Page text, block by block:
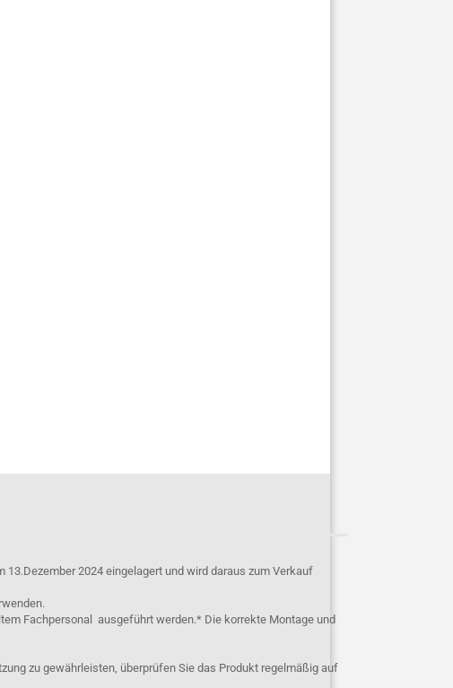
2024 eingelagert und wird daraus zum Verkauf
Fachpersonal ausgeführt werden.* Die korrekte Montage und
zu gewährleisten, überprüfen Sie das Produkt regelmäßig auf